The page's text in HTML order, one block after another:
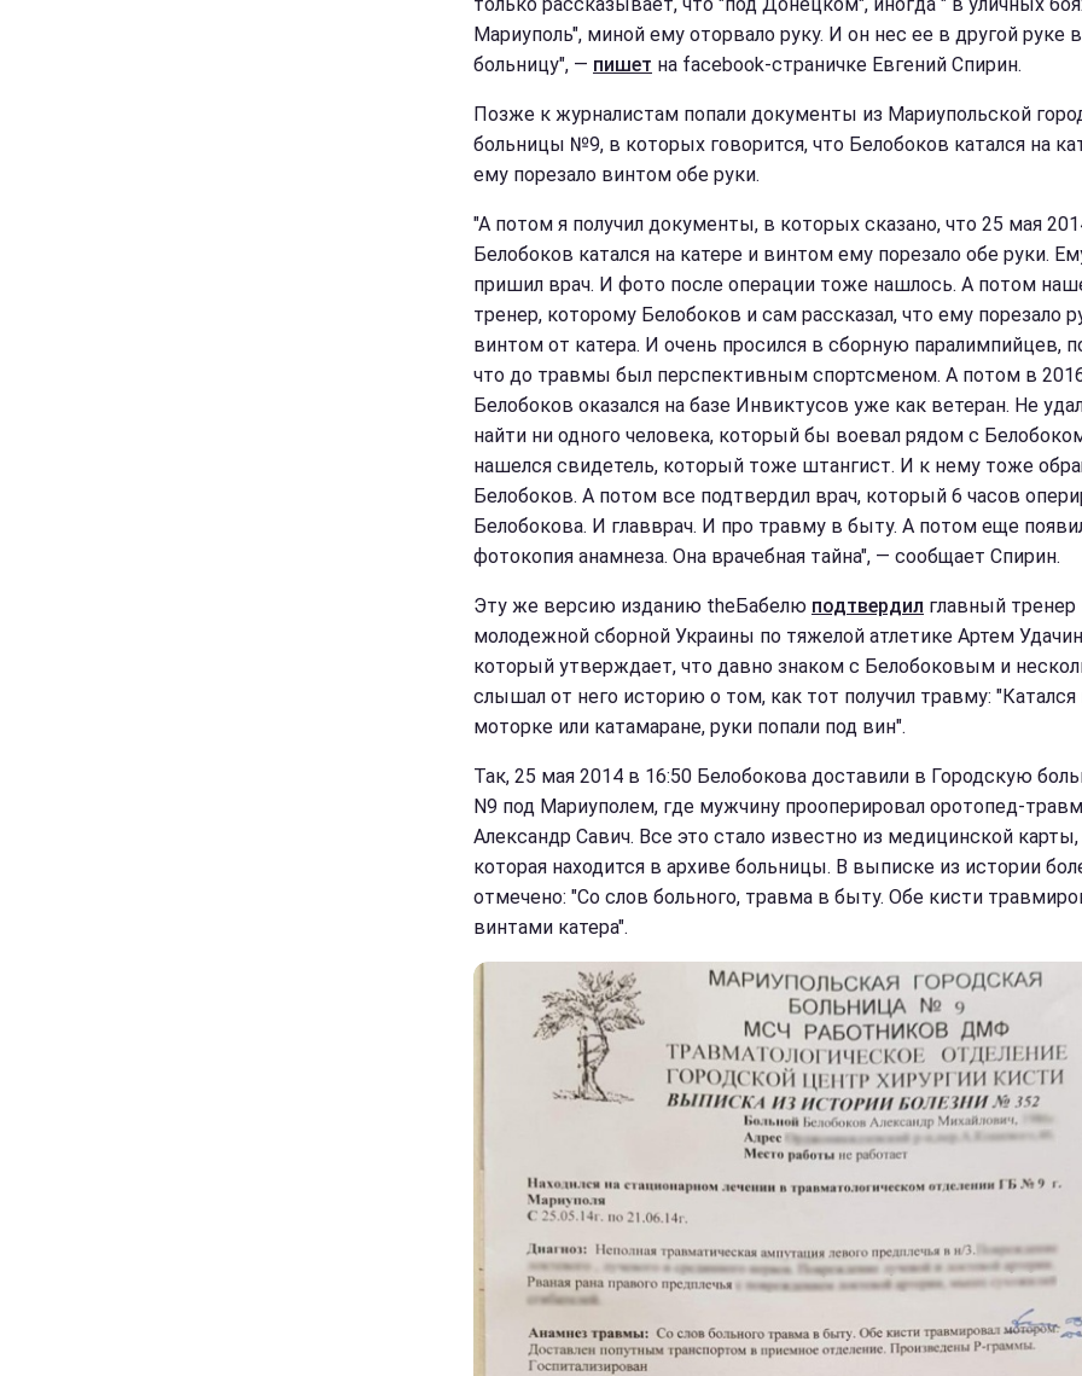
Мариуполь", миной ему оторвало руку. И он нес ее в другой руке в
больницу", — пишет на facebook-страничке Евгений Спирин.
Позже к журналистам попали документы из Мариупольской
больницы №9, в которых говорится, что Белобоков катался на
ему порезало винтом обе руки.
"А потом я получил документы, в которых сказано, что 25 мая
Белобоков катался на катере и винтом ему порезало обе руки.
пришил врач. И фото после операции тоже нашлось. А потом
тренер, которому Белобоков и сам рассказал, что ему порезало
винтом от катера. И очень просился в сборную паралимпийцев,
что до травмы был перспективным спортсменом. А потом в
Белобоков оказался на базе Инвиктусов уже как ветеран. Не
найти ни одного человека, который бы воевал рядом с
нашелся свидетель, который тоже штангист. И к нему тоже
Белобоков. А потом все подтвердил врач, который 6 часов
Белобокова. И главврач. И про травму в быту. А потом еще
фотокопия анамнеза. Она врачебная тайна", — сообщает Спирин.
Эту же версию изданию theБабелю подтвердил главный тренер
молодежной сборной Украины по тяжелой атлетике Артем
который утверждает, что давно знаком с Белобоковым и
слышал от него историю о том, как тот получил травму: "Катался
моторке или катамаране, руки попали под вин".
Так, 25 мая 2014 в 16:50 Белобокова доставили в Городскую
N9 под Мариуполем, где мужчину прооперировал оротопед-
Александр Савич. Все это стало известно из медицинской карты,
которая находится в архиве больницы. В выписке из истории
отмечено: "Со слов больного, травма в быту. Обе кисти
винтами катера".